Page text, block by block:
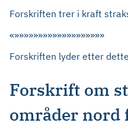
Forskriften trer i kraft
«»»»»»»»»»»»»»»»»»»»
Forskriften lyder etter
Forskrift om
områder nord